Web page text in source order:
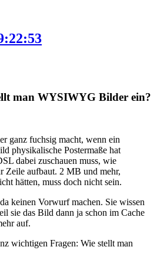
man WYSIWYG Bilder ein?
ganz fuchsig macht, wenn ein
physikalische Postermaße hat
dabei zuschauen muss, wie
Zeile aufbaut. 2 MB und mehr,
hätten, muss doch nicht sein.
keinen Vorwurf machen. Sie wissen
sie das Bild dann ja schon im Cache
auf.
wichtigen Fragen: Wie stellt man